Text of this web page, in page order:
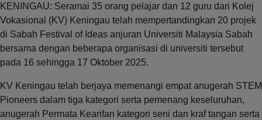
KENINGAU: Seramai 35 orang pelajar dan 12 guru dari Kolej
Vokasional (KV) Keningau telah mempertandingkan 20 projek
di Sabah Festival of Ideas anjuran Universiti Malaysia Sabah
bersama dengan beberapa organisasi di universiti tersebut
pada 16 sehingga 17 Oktober 2025.
KV Keningau telah berjaya memenangi empat anugerah STEM
Pioneers dalam tiga kategori serta pemenang keseluruhan,
anugerah Permata Kearifan kategori seni dan kraf tangan serta